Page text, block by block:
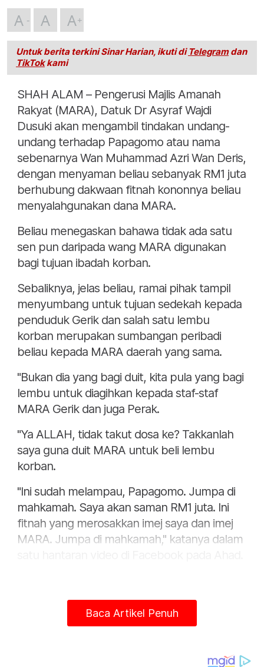
A A A
Untuk berita terkini Sinar Harian, ikuti di Telegramdan
TikTokkami
SHAH ALAM – Pengerusi Majlis Amanah
Rakyat (MARA), Datuk Dr Asyraf Wajdi
Dusuki akan mengambil tindakan undang-
undang terhadap Papagomo atau nama
sebenarnya Wan Muhammad Azri Wan Deris,
dengan menyaman beliau sebanyak RM1 juta
berhubung dakwaan fitnah kononnya beliau
menyalahgunakan dana MARA.
Beliau menegaskan bahawa tidak ada satu
sen pun daripada wang MARA digunakan
bagi tujuan ibadah korban.
Sebaliknya, jelas beliau, ramai pihak tampil
menyumbang untuk tujuan sedekah kepada
penduduk Gerik dan salah satu lembu
korban merupakan sumbangan peribadi
beliau kepada MARA daerah yang sama.
"Bukan dia yang bagi duit, kita pula yang bagi
lembu untuk diagihkan kepada staf-staf
MARA Gerik dan juga Perak.
"Ya ALLAH, tidak takut dosa ke? Takkanlah
saya guna duit MARA untuk beli lembu
korban.
"Ini sudah melampau, Papagomo. Jumpa di
mahkamah. Saya akan saman RM1 juta. Ini
fitnah yang merosakkan imej saya dan imej
MARA. Jumpa di mahkamah," katanya dalam
Baca Artikel Penuh